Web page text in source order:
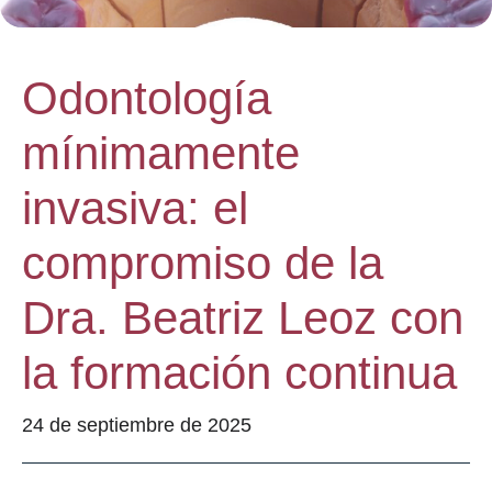
Odontología
mínimamente
invasiva: el
compromiso de la
Dra. Beatriz Leoz con
la formación continua
24 de septiembre de 2025